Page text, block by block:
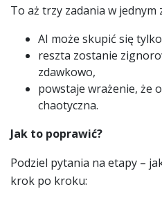
To aż trzy zadania w jednym
AI może skupić się
reszta zostanie
zdawkowo,
powstaje wrażenie, że
chaotyczna.
Jak to poprawić?
Podziel pytania na etapy –
krok po kroku: